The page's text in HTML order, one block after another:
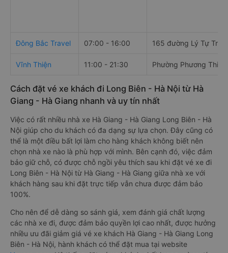
Đông Bắc Travel 07:00 - 16:00 165 đường Lý Tự
Vĩnh Thiện 11:00 - 21:30 Phường Phương Thiện
Cách đặt vé xe khách đi Long Biên - Hà Nội từ Hà
Giang - Hà Giang nhanh và uy tín nhất
Việc có rất nhiều nhà xe Hà Giang - Hà Giang Long Biên - Hà
Nội giúp cho du khách có đa dạng sự lựa chọn. Đây cũng có
thể là một điều bất lợi làm cho hàng khách không biết nên
chọn nhà xe nào là phù hợp với mình. Bên cạnh đó, việc đảm
bảo giữ chỗ, có được chỗ ngồi yêu thích sau khi đặt vé xe đi
Long Biên - Hà Nội từ Hà Giang - Hà Giang giữa nhà xe với
khách hàng sau khi đặt trực tiếp vẫn chưa được đảm bảo
100%.
Cho nên để dễ dàng so sánh giá, xem đánh giá chất lượng
các nhà xe đi, được đảm bảo quyền lợi cao nhất, được hưởng
nhiều ưu đãi giảm giá vé xe khách Hà Giang - Hà Giang Long
Biên - Hà Nội, hành khách có thể đặt mua tại website